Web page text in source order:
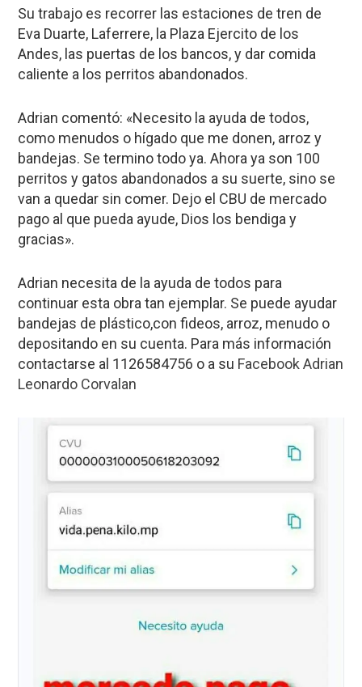
Su trabajo es recorrer las estaciones de tren de
Eva Duarte, Laferrere, la Plaza Ejercito de los
Andes, las puertas de los bancos, y dar comida
caliente a los perritos abandonados.
Adrian comentó: «Necesito la ayuda de todos,
como menudos o hígado que me donen, arroz y
bandejas. Se termino todo ya. Ahora ya son 100
perritos y gatos abandonados a su suerte, sino se
van a quedar sin comer. Dejo el CBU de mercado
pago al que pueda ayude, Dios los bendiga y
gracias».
Adrian necesita de la ayuda de todos para
continuar esta obra tan ejemplar. Se puede ayudar
bandejas de plástico,con fideos, arroz, menudo o
depositando en su cuenta. Para más información
contactarse al 1126584756 o a su Facebook Adrian
Leonardo Corvalan